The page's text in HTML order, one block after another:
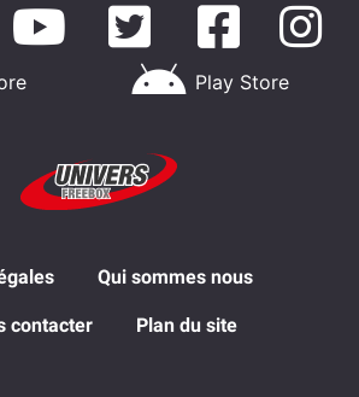
Play Store
Qui sommes nous
contacter Plan du site